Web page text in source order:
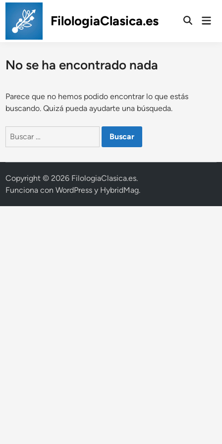
Saltar
contenido
FilologiaClasica.es
No se ha encontrado nada
Parece que no hemos podido encontrar lo que estás
buscando. Quizá pueda ayudarte una búsqueda.
Buscar:
Copyright © 2026 FilologiaClasica.es.
Funciona conWordPress y HybridMag.